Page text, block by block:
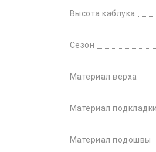
Высота каблука
Сезон
Материал верха
Материал подкладки
Материал подошвы